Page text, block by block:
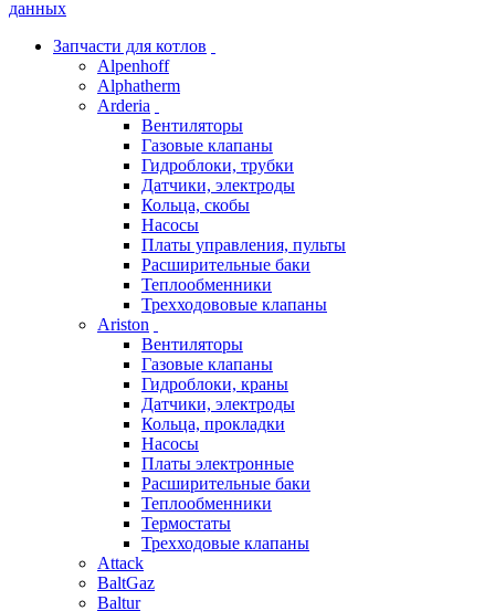
данных
Запчасти для котлов
Alpenhoff
Alphatherm
Arderia
Вентиляторы
Газовые клапаны
Гидроблоки, трубки
Датчики, электроды
Кольца, скобы
Насосы
Платы управления, пульты
Расширительные баки
Теплообменники
Трехходововые клапаны
Ariston
Вентиляторы
Газовые клапаны
Гидроблоки, краны
Датчики, электроды
Кольца, прокладки
Насосы
Платы электронные
Расширительные баки
Теплообменники
Термостаты
Трехходовые клапаны
Attack
BaltGaz
Baltur